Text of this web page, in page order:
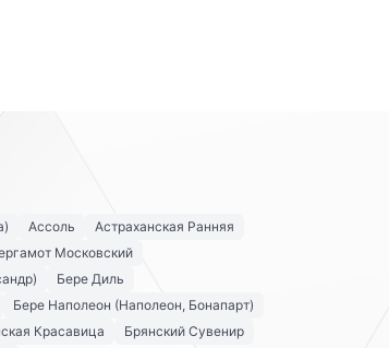
Ассоль
Астраханская Ранняя
Московский
Бере Диль
Бере Наполеон (Наполеон, Бонапарт)
Красавица
Брянский Сувенир